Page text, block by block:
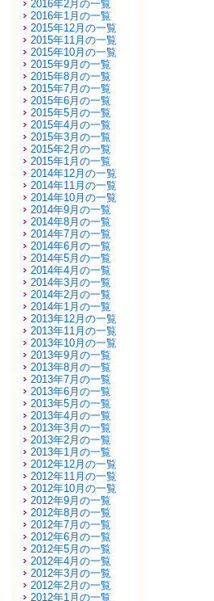
2016年2月の一覧
2016年1月の一覧
2015年12月の一覧
2015年11月の一覧
2015年10月の一覧
2015年9月の一覧
2015年8月の一覧
2015年7月の一覧
2015年6月の一覧
2015年5月の一覧
2015年4月の一覧
2015年3月の一覧
2015年2月の一覧
2015年1月の一覧
2014年12月の一覧
2014年11月の一覧
2014年10月の一覧
2014年9月の一覧
2014年8月の一覧
2014年7月の一覧
2014年6月の一覧
2014年5月の一覧
2014年4月の一覧
2014年3月の一覧
2014年2月の一覧
2014年1月の一覧
2013年12月の一覧
2013年11月の一覧
2013年10月の一覧
2013年9月の一覧
2013年8月の一覧
2013年7月の一覧
2013年6月の一覧
2013年5月の一覧
2013年4月の一覧
2013年3月の一覧
2013年2月の一覧
2013年1月の一覧
2012年12月の一覧
2012年11月の一覧
2012年10月の一覧
2012年9月の一覧
2012年8月の一覧
2012年7月の一覧
2012年6月の一覧
2012年5月の一覧
2012年4月の一覧
2012年3月の一覧
2012年2月の一覧
2012年1月の一覧